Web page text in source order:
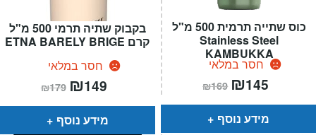
בקבוק שתיה תרמי 500 מ"ל
קרם ETNA BARELY BRIGE
חסר במלאי
₪179 המחיר
המקורי
היה:
₪179.
₪149
הוא:
מידע נוסף
כוס שתייה תרמית 500 מ"ל
Stainless Steel
KAMBUKKA
חסר במלאי
₪169 המחיר
המקורי
היה:
₪169.
₪145
הוא:
מידע נוסף